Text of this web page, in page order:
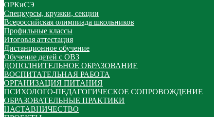
ОРКиСЭ
Спецкурсы, кружки, секции
Всероссийская олимпиада школьников
Профильные классы
Итоговая аттестация
Дистанционное обучение
Обучение детей с ОВЗ
ДОПОЛНИТЕЛЬНОЕ ОБРАЗОВАНИЕ
ВОСПИТАТЕЛЬНАЯ РАБОТА
ОРГАНИЗАЦИЯ ПИТАНИЯ
ПСИХОЛОГО-ПЕДАГОГИЧЕСКОЕ СОПРОВОЖДЕНИЕ
ОБРАЗОВАТЕЛЬНЫЕ ПРАКТИКИ
НАСТАВНИЧЕСТВО